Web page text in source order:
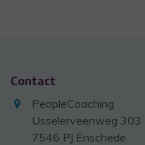
Contact
PeopleCoaching
Usselerveenweg 303
7546 PJ Enschede